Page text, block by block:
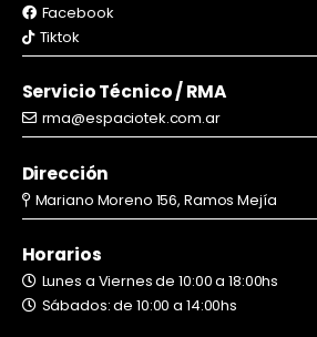
Facebook
Tiktok
Servicio Técnico / RMA
rma@espaciotek.com.ar
Dirección
Mariano Moreno 156, Ramos Mejía
Horarios
Lunes a Viernes de 10:00 a 18:00hs
Sábados: de 10:00 a 14:00hs